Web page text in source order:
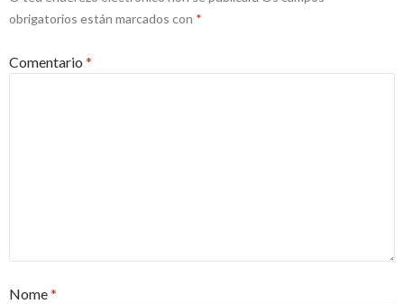
obrigatorios están marcados con *
Comentario *
Nome*